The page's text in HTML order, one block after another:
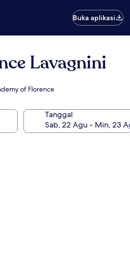
Buka aplikasi
Lavagnini
of Florence
Tanggal